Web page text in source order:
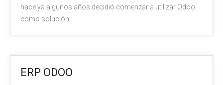
hace ya algunos años decidió comenzar a utilizar Odoo
como solución…
ERP ODOO